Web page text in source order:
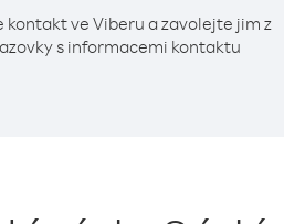
kontakt ve Viberu a zavolejte jim z
s informacemi kontaktu